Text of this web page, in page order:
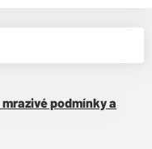
podmínky a